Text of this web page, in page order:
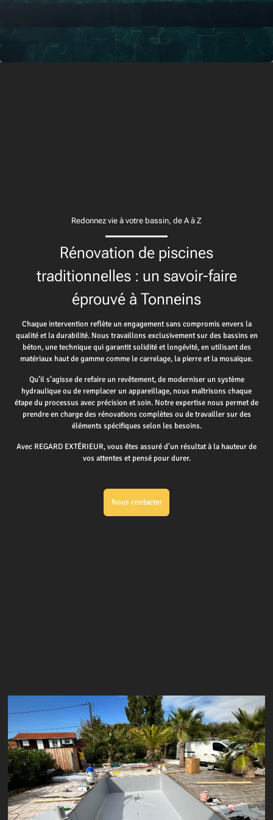
Redonnez vie à votre bassin, de A à Z
Rénovation de piscines
traditionnelles : un savoir-faire
éprouvé à Tonneins
Chaque intervention reflète un engagement sans compromis envers la
qualité et la durabilité. Nous travaillons exclusivement sur des bassins en
béton, une technique qui garantit solidité et longévité, en utilisant des
matériaux haut de gamme comme le carrelage, la pierre et la mosaïque.
Qu’il s’agisse de refaire un revêtement, de moderniser un système
hydraulique ou de remplacer un appareillage, nous maîtrisons chaque
étape du processus avec précision et soin. Notre expertise nous permet de
prendre en charge des rénovations complètes ou de travailler sur des
éléments spécifiques selon les besoins.
Avec REGARD EXTÉRIEUR, vous êtes assuré d’un résultat à la hauteur de
vos attentes et pensé pour durer.
Nous contacter